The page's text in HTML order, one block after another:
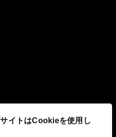
イトはCookieを使用し
み